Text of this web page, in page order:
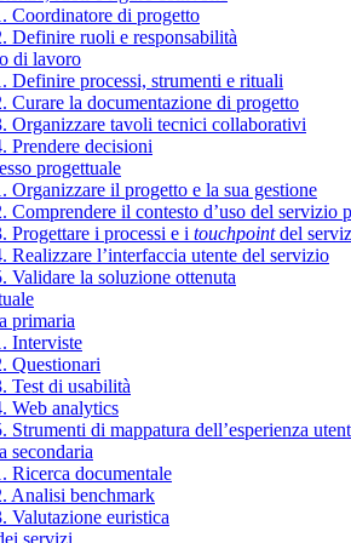
Coordinatore di progetto
Definire ruoli e responsabilità
di lavoro
Definire processi, strumenti e rituali
Curare la documentazione di progetto
Organizzare tavoli tecnici collaborativi
Prendere decisioni
progettuale
Organizzare il progetto e la sua gestione
Comprendere il contesto d’uso del servizio
Progettare i processi e i touchpointdel
Realizzare l’interfaccia utente del servizio
Validare la soluzione ottenuta
primaria
Interviste
Questionari
Test di usabilità
Web analytics
Strumenti di mappatura dell’esperienza
secondaria
Ricerca documentale
Analisi benchmark
Valutazione euristica
servizi